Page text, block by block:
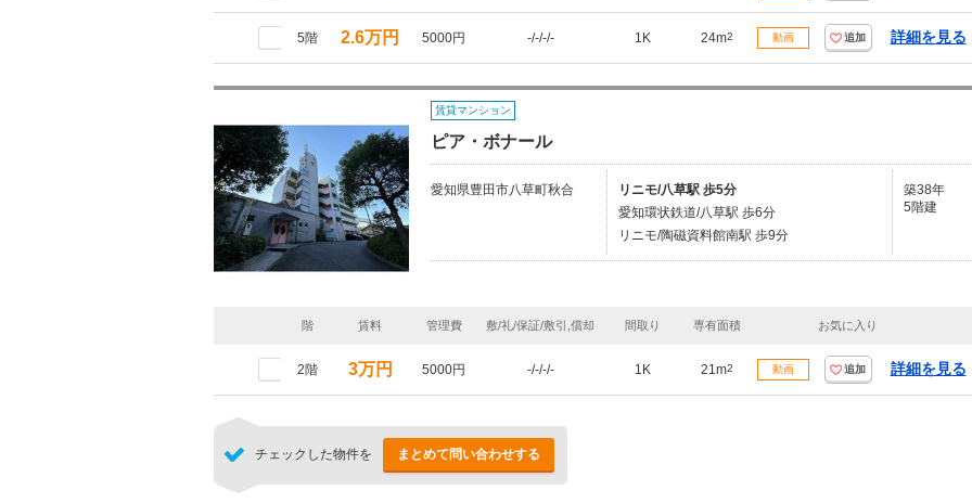
5階 2.6万円 5000円 -/-/-/- 1K 24m2 動画 追加 詳細を見る
賃貸マンション
ピア・ボナール
愛知県豊田市八草町秋合
リニモ/八草駅 歩5分
愛知環状鉄道/八草駅 歩6分
リニモ/陶磁資料館南駅 歩9分
築38年
5階建
階 賃料 管理費 敷/礼/保証/敷引,償却 間取り 専有面積 お気に入り
2階 3万円 5000円 -/-/-/- 1K 21m2 動画 追加 詳細を見る
チェックした物件を まとめて問い合わせする